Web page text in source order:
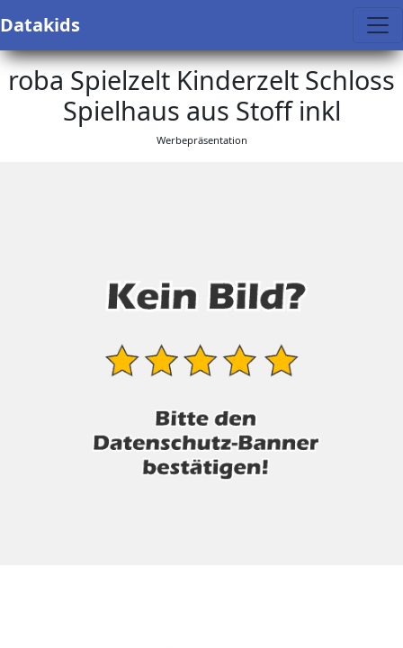
Datakids
roba Spielzelt Kinderzelt Schloss
Spielhaus aus Stoff inkl
Werbepräsentation